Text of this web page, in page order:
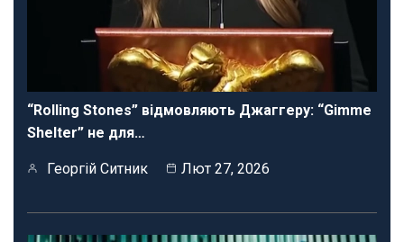
“Rolling Stones” відмовляють Джаггеру: “Gimme
Shelter” не для…
Георгій Ситник Лют 27, 2026